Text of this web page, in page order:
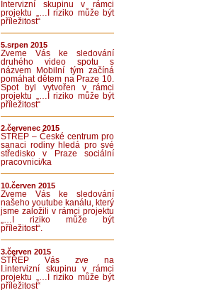
Intervizní skupinu v rámci
projektu „…I riziko může být
příležitost“
5.srpen 2015
Zveme Vás ke sledování
druhého video spotu s
názvem Mobilní tým začíná
pomáhat dětem na Praze 10.
Spot byl vytvořen v rámci
projektu „…I riziko může být
příležitost“
2.červenec 2015
STŘEP – České centrum pro
sanaci rodiny hledá pro své
středisko v Praze sociální
pracovnici/ka
10.červen 2015
Zveme Vás ke sledování
našeho youtube kanálu, který
jsme založili v rámci projektu
„…I riziko může být
příležitost“.
3.červen 2015
STŘEP Vás zve na
I.intervizní skupinu v rámci
projektu „…I riziko může být
příležitost“